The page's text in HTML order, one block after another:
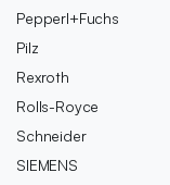
Pepperl+Fuchs
Pilz
Rexroth
Rolls-Royce
Schneider
SIEMENS